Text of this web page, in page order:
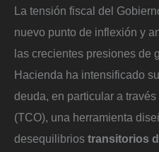
La tensión fiscal del
nuevo punto de inflexión y
las crecientes presiones de
Hacienda ha intensificado
deuda, en particular a
(TCO), una herramienta
desequilibrios transitorios